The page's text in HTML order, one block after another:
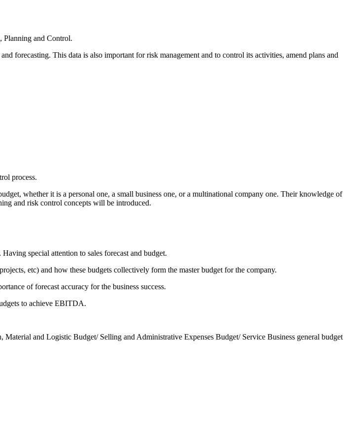
Planning and Control.
forecasting. This data is also important for risk management and to control its activities, amend plans and
process.
whether it is a personal one, a small business one, or a multinational company one. Their knowledge of
and risk control concepts will be introduced.
special attention to sales forecast and budget.
etc) and how these budgets collectively form the master budget for the company.
of forecast accuracy for the business success.
to achieve EBITDA.
and Logistic Budget/ Selling and Administrative Expenses Budget/ Service Business general budget